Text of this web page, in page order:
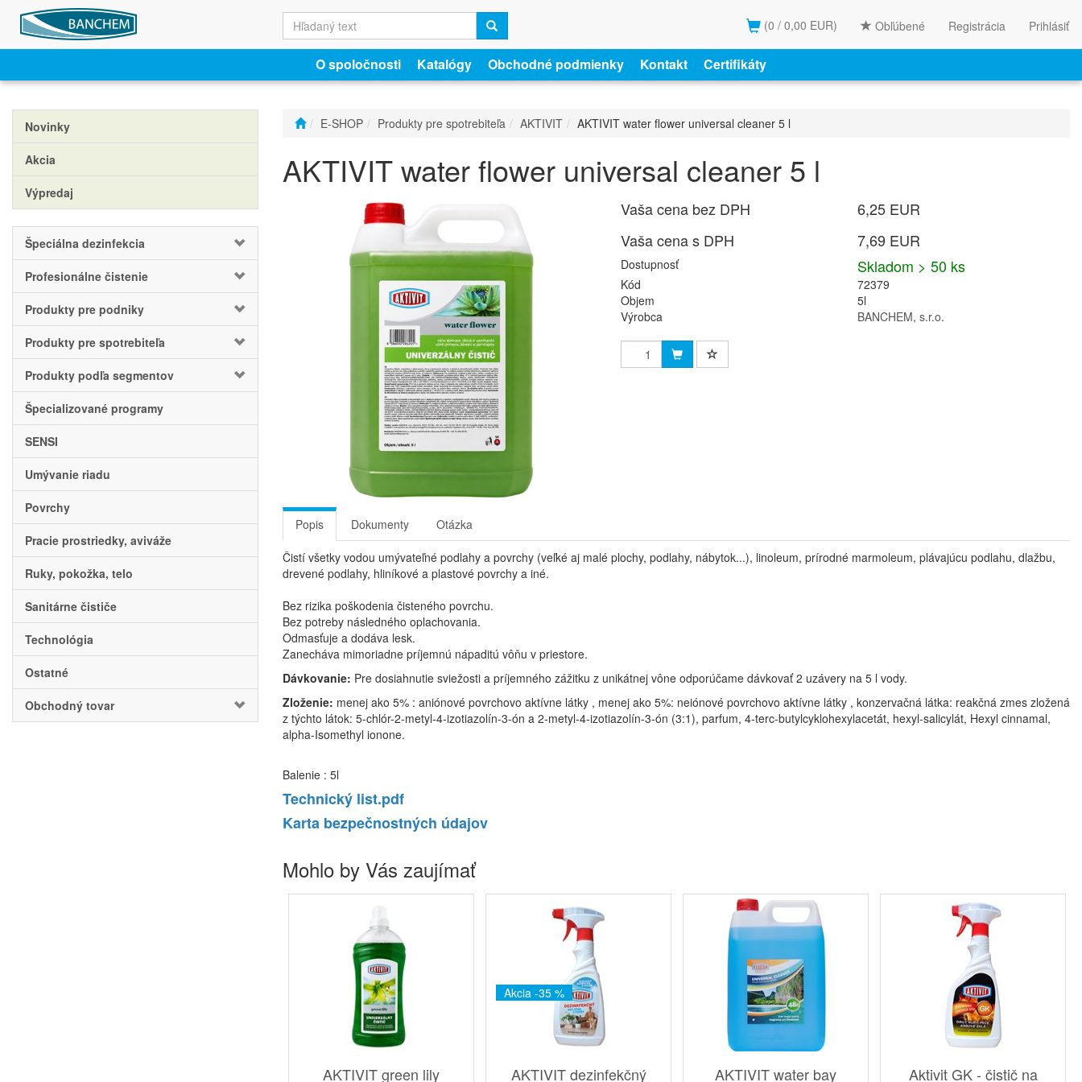
Registrácia Prihlásiť
(0 / 0,00 EUR) Obľúbené
O spoločnosti Katalógy Obchodné podmienky Kontakt Certifikáty
Novinky
Akcia
Výpredaj
Špeciálna dezinfekcia
Profesionálne čistenie
Produkty pre podniky
Produkty pre spotrebiteľa
Produkty podľa segmentov
Špecializované programy
SENSI
Umývanie riadu
Povrchy
Pracie prostriedky, aviváže
Ruky, pokožka, telo
Sanitárne čističe
Technológia
Ostatné
Obchodný tovar
E-SHOP Produkty pre spotrebiteľa AKTIVIT AKTIVIT water flower universal cleaner 5 l
AKTIVIT water flower universal cleaner 5 l
Vaša cena bez DPH
6,25 EUR
Vaša cena s DPH
7,69 EUR
Dostupnosť Skladom > 50 ks
Kód
72379
Objem
5l
Výrobca
BANCHEM, s.r.o.
Popis Dokumenty Otázka
Čistí všetky vodou umývateľné podlahy a povrchy (veľké aj malé plochy, podlahy, nábytok...), linoleum, prírodné marmoleum, plávajúcu podlahu, dlažbu,
drevené podlahy, hliníkové a plastové povrchy a iné.
Bez rizika poškodenia čisteného povrchu.
Bez potreby následného oplachovania.
Odmasťuje a dodáva lesk.
Zanecháva mimoriadne príjemnú nápaditú vôňu v priestore.
Dávkovanie: Pre dosiahnutie sviežosti a príjemného zážitku z unikátnej vône odporúčame dávkovať 2 uzávery na 5 l vody.
Zloženie: menej ako 5% : aniónové povrchovo aktívne látky , menej ako 5%: neiónové povrchovo aktívne látky , konzervačná látka: reakčná zmes zložená
z týchto látok: 5-chlór-2-metyl-4-izotiazolín-3-ón a 2-metyl-4-izotiazolín-3-ón (3:1), parfum, 4-terc-butylcyklohexylacetát, hexyl-salicylát, Hexyl cinnamal,
alpha-Isomethyl ionone.
Balenie : 5l
Technický list.pdf
Karta bezpečnostných údajov
Mohlo by Vás zaujímať
AKTIVIT green lily
Akcia -35 %
AKTIVIT dezinfekčný AKTIVIT water bay Aktivit GK - čistič na